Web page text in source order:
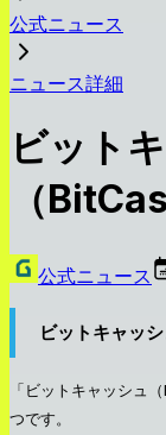
公式ニュース
ニュース詳細
ビット
（
公式ニュース
ビットキャッ
「ビットキャッシュ
つです。